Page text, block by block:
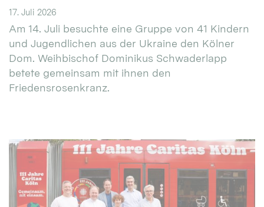
17. Juli 2026
Am 14. Juli besuchte eine Gruppe von 41 Kindern
und Jugendlichen aus der Ukraine den Kölner
Dom. Weihbischof Dominikus Schwaderlapp
betete gemeinsam mit ihnen den
Friedensrosenkranz.